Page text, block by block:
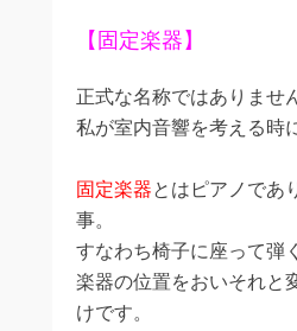
【固定楽器】
正式な名称ではありませ
私が室内音響を考える時
固定楽器とはピアノであ
事。
すなわち椅子に座って弾
楽器の位置をおいそれと
けです。